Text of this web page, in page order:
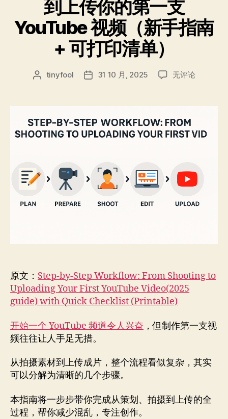
到上传你的第一支
YouTube 视频（新手指南
+ 可打印清单）
文 tinyfool
发 31 10 月, 2025
循
工
作
摄
到
传
第
YouTube
视
频
手
指
可
清
无评论
原文： Step-by-Step Workflow: From Shooting to
Uploading Your First YouTube Video(2025
guide) with Quick Checklist (Printable)
开始一个 YouTube 频道令人兴奋 ，但制作第一支视
频往往让人手足无措。
从拍摄素材到上传成片，整个流程看似复杂，其实
可以分解为清晰的几个步骤。
本指南将一步步带你完成从策划、拍摄到上传的全
过程，帮你减少混乱，专注创作。